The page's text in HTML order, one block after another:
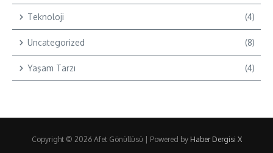
Teknoloji (4)
Uncategorized (8)
Yaşam Tarzı (4)
Copyright © 2026 Afet Gönüllüsü | Powered by Haber Dergisi X